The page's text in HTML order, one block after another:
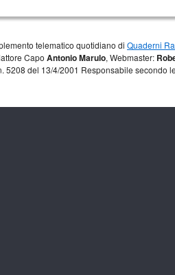
telematico quotidiano di Quaderni
Capo Antonio Marulo, Webmaster:
5208 del 13/4/2001 Responsabile secondo